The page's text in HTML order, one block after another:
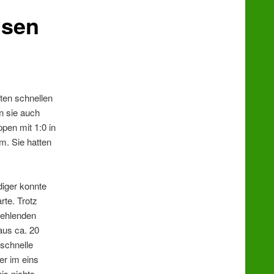
schnellen
sie auch
mit 1:0 in
Sie hatten
konnte
Trotz
ca. 20
im eins